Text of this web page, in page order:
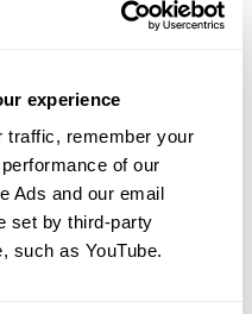
experience
traffic, remember your
of our
Ads and our email
set by third-party
such as YouTube.
할 수 있습니다.